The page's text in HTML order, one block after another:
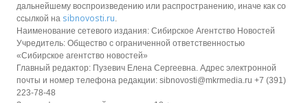
дальнейшему воспроизведению или распространению, иначе как со
ссылкой на sibnovosti.ru
Наименование сетевого издания: Сибирское Агентство Новостей
Учредитель: Общество с ограниченной ответственностью
«Сибирское агентство новостей»
Главный редактор: Пузевич Елена Сергеевна. Адрес электронной
почты и номер телефона редакции: sibnovosti@mkrmedia.ru +7 (391)
223-78-48